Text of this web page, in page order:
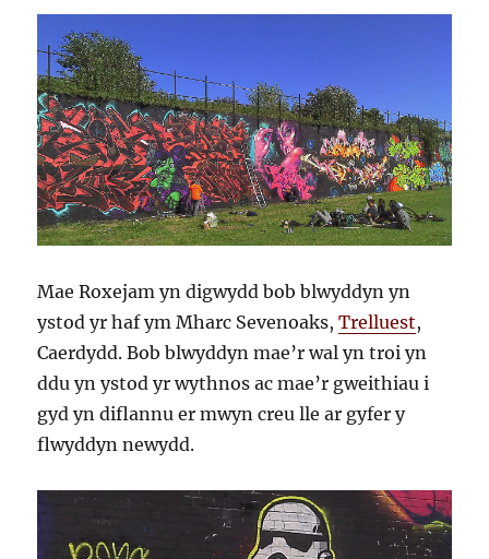
Mae Roxejam yn digwydd bob blwyddyn yn
ystod yr haf ym Mharc Sevenoaks,Trelluest,
Caerdydd. Bob blwyddyn mae’r wal yn troi yn
ddu yn ystod yr wythnos ac mae’r gweithiau i
gyd yn diflannu er mwyn creu lle ar gyfer y
flwyddyn newydd.